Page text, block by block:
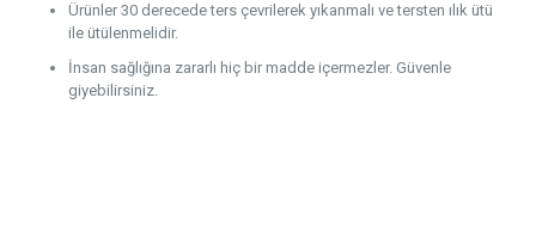
Ürünler 30 derecede ters çevrilerek yıkanmalı ve tersten ılık ütü
ile ütülenmelidir.
İnsan sağlığına zararlı hiç bir madde içermezler. Güvenle
giyebilirsiniz.